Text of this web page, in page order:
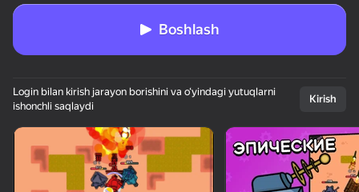
Qurilmani aylantiring
O‘yinlar faqat gorizontal
oriyentatsiyasida ishlaydi
Boshlash
Login bilan kirish jarayon borishini va o‘yindagi yutuqlarni
ishonchli saqlaydi
Kirish